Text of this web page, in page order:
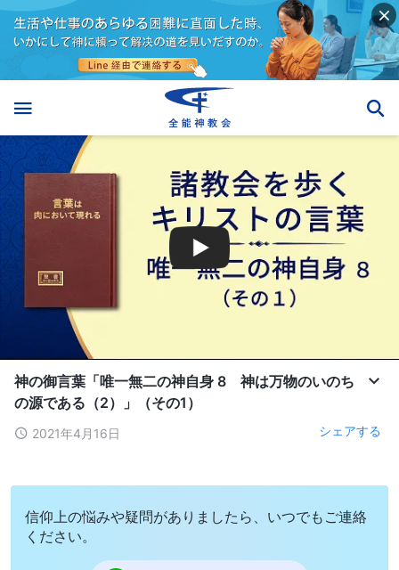
神の御言葉「唯一無二の神自身 8 神は万物のいのち
の源である（2）」（その1）
2021年4月16日 シェアする
信仰上の悩みや疑問がありましたら、いつでもご連絡
ください。